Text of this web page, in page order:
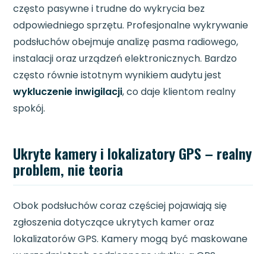
często pasywne i trudne do wykrycia bez
odpowiedniego sprzętu. Profesjonalne wykrywanie
podsłuchów obejmuje analizę pasma radiowego,
instalacji oraz urządzeń elektronicznych. Bardzo
często równie istotnym wynikiem audytu jest
wykluczenie inwigilacji, co daje klientom realny
spokój.
Ukryte kamery i lokalizatory GPS – realny
problem, nie teoria
Obok podsłuchów coraz częściej pojawiają się
zgłoszenia dotyczące ukrytych kamer oraz
lokalizatorów GPS. Kamery mogą być maskowane